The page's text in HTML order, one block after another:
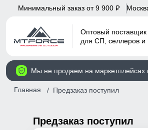
Минимальный заказ от 9 900 p
Оптовый
для СП, селлеров и
Мы не продаем на маркетплейсах
Главная Предзаказ поступил
Предзаказ поступил